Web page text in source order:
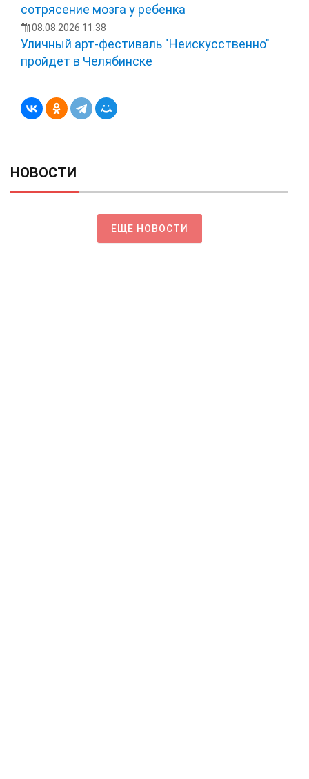
сотрясение мозга у ребенка
08.08.2026 11:38
Уличный арт-фестиваль "Неискусственно"
пройдет в Челябинске
НОВОСТИ
ЕЩЕ НОВОСТИ